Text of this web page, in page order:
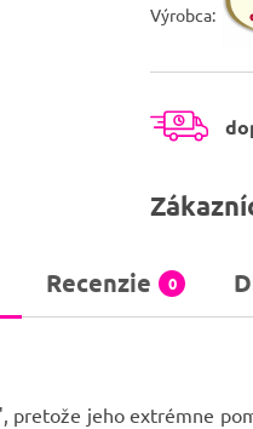
Výrobca:
Recenzie 0
pretože jeho extrémne